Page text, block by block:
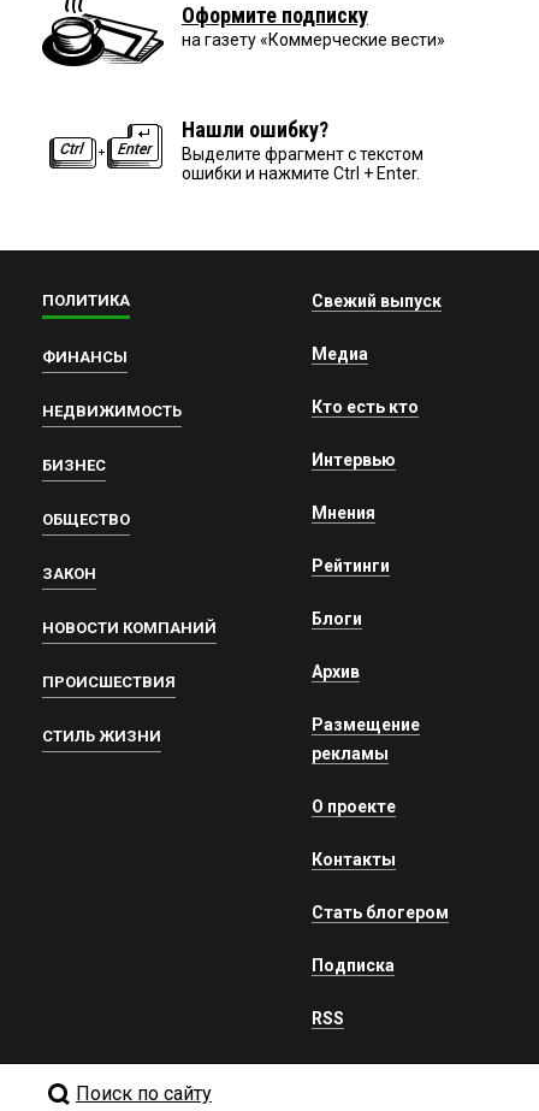
Оформите подписку
на газету «Коммерческие вести»
Нашли ошибку?
Выделите фрагмент с текстом
ошибки и нажмите Ctrl + Enter.
ПОЛИТИКА
ФИНАНСЫ
НЕДВИЖИМОСТЬ
БИЗНЕС
ОБЩЕСТВО
ЗАКОН
НОВОСТИ КОМПАНИЙ
ПРОИСШЕСТВИЯ
СТИЛЬ ЖИЗНИ
Свежий выпуск
Медиа
Кто есть кто
Интервью
Мнения
Рейтинги
Блоги
Архив
Размещение
рекламы
О проекте
Контакты
Стать блогером
Подписка
RSS
Поиск по сайту